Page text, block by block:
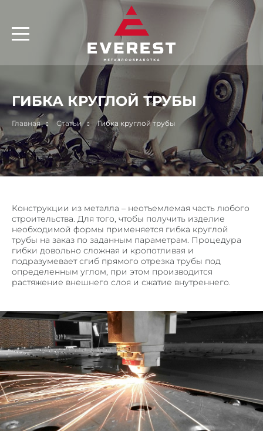
ПРЕЗЕНТАЦИЯ
ЛИСТ ПРОДУКЦИЯ ЗАВОДА
СЕРТИФИКАТЫ
УСЛУГИ
ТЕХНИЧЕСКАЯ РАЗРАБОТКА
ПРОБИВНЫЕ РАБОТЫ ПО МЕТАЛЛУ
РЕЗКА МЕТАЛЛА
РУБКА МЕТАЛЛА НА ГИЛЬОТИНЕ
СВАРОЧНЫЕ РАБОТЫ
МЕХАНИЧЕСКАЯ ОБРАБОТКА МЕТАЛЛА
ПОРОШКОВАЯ ПОКРАСКА МЕТАЛЛА
ПЕСКОСТРУЙНАЯ ОБРАБОТКА МЕТАЛЛА
ПРОДУКЦИЯ
ВЕНТИЛИРУЕМЫЕ ФАСАДЫ
ПОТОЛОЧНЫЕ СИСТЕМЫ ИЗ МЕТАЛЛА
КОРЗИНЫ КОНДИЦИОНЕРОВ
ОБЛИЦОВКА КОЛОНН
ГИБКА КРУГЛОЙ ТРУБЫ
Главная Статьи Гибка круглой трубы
Конструкции из металла – неотъемлемая часть любого
строительства. Для того, чтобы получить изделие
необходимой формы применяется гибка круглой
трубы на заказ по заданным параметрам. Процедура
гибки довольно сложная и кропотливая и
подразумевает сгиб прямого отрезка трубы под
определенным углом, при этом производится
растяжение внешнего слоя и сжатие внутреннего.